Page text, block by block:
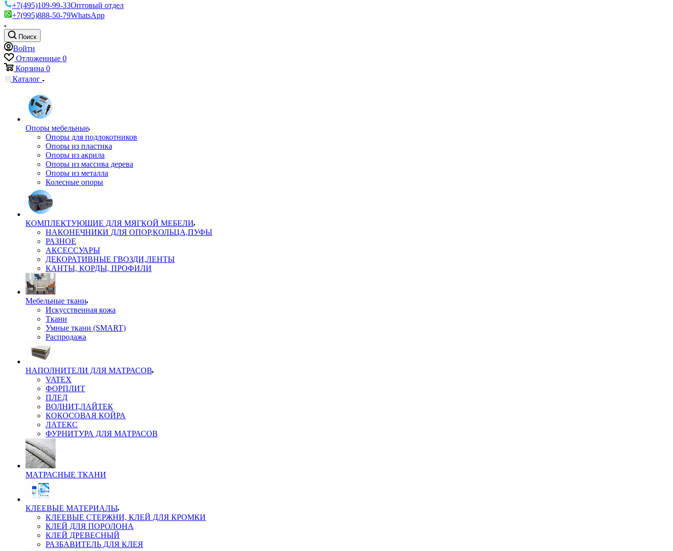
+7(495)109-99-33Оптовый отдел
+7(995)888-50-79WhatsApp
Поиск
Войти
Отложенные 0
Корзина 0
Каталог
Опоры мебельные
Опоры для подлокотников
Опоры из пластика
Опоры из акрила
Опоры из массива дерева
Опоры из металла
Колесные опоры
КОМПЛЕКТУЮЩИЕ ДЛЯ МЯГКОЙ МЕБЕЛИ
НАКОНЕЧНИКИ ДЛЯ ОПОР,КОЛЬЦА,ПУФЫ
РАЗНОЕ
АКСЕССУАРЫ
ДЕКОРАТИВНЫЕ ГВОЗДИ,ЛЕНТЫ
КАНТЫ, КОРДЫ, ПРОФИЛИ
Мебельные ткани
Искусственная кожа
Ткани
Умные ткани (SMART)
Распродажа
НАПОЛНИТЕЛИ ДЛЯ МАТРАСОВ
VATEX
ФОРПЛИТ
ПЛЕД
ВОЛНИТ,ЛАЙТЕК
КОКОСОВАЯ КОЙРА
ЛАТЕКС
ФУРНИТУРА ДЛЯ МАТРАСОВ
МАТРАСНЫЕ ТКАНИ
КЛЕЕВЫЕ МАТЕРИАЛЫ
КЛЕЕВЫЕ СТЕРЖНИ, КЛЕЙ ДЛЯ КРОМКИ
КЛЕЙ ДЛЯ ПОРОЛОНА
КЛЕЙ ДРЕВЕСНЫЙ
РАЗБАВИТЕЛЬ ДЛЯ КЛЕЯ